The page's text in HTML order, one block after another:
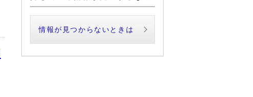
情報が見つからないときは